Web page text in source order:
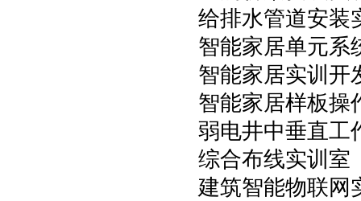
给排水管道安装
智能家居单元系
智能家居实训开
智能家居样板操
弱电井中垂直工
综合布线实训室
建筑智能物联网